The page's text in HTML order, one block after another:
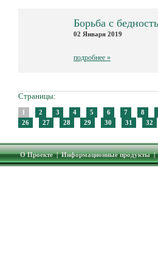
Борьба с
02 Января 2019
подробнее »
Страницы:
1 2 3 4 5 6 7 8
26
27 28 29 30 31 32
О Проекте|Информационные продукты|